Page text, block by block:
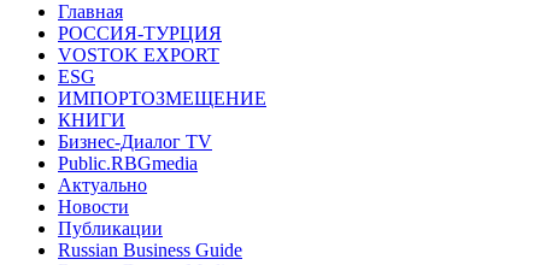
Главная
РОССИЯ-ТУРЦИЯ
VOSTOK EXPORT
ESG
ИМПОРТОЗМЕЩЕНИЕ
КНИГИ
Бизнес-Диалог TV
Public.RBGmedia
Актуально
Новости
Публикации
Russian Business Guide